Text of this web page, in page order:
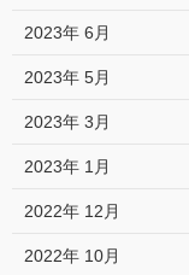
2023年 6月
2023年 5月
2023年 3月
2023年 1月
2022年 12月
2022年 10月